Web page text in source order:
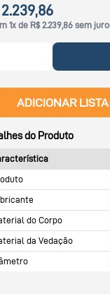
1x de R$ 2.239,86 sem
ADICIONAR
do Produto
do Corpo
da Vedação